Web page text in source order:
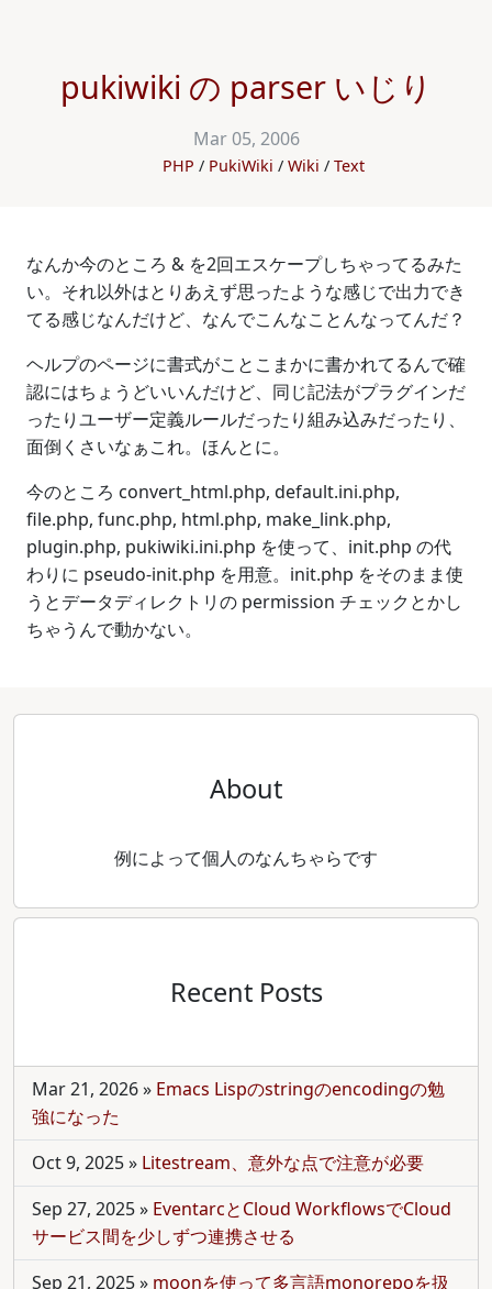
pukiwiki の parser いじり
Mar 05, 2006
PHP PukiWiki Wiki Text
なんか今のところ & を2回エスケープしちゃってるみた
い。それ以外はとりあえず思ったような感じで出力でき
てる感じなんだけど、なんでこんなことんなってんだ？
ヘルプのページに書式がことこまかに書かれてるんで確
認にはちょうどいいんだけど、同じ記法がプラグインだ
ったりユーザー定義ルールだったり組み込みだったり、
面倒くさいなぁこれ。ほんとに。
今のところ convert_html.php, default.ini.php,
file.php, func.php, html.php, make_link.php,
plugin.php, pukiwiki.ini.php を使って、init.php の代
わりに pseudo-init.php を用意。init.php をそのまま使
うとデータディレクトリの permission チェックとかし
ちゃうんで動かない。
About
例によって個人のなんちゃらです
Recent Posts
Mar 21, 2026» Emacs Lispのstringのencodingの勉
強になった
Oct 9, 2025» Litestream、意外な点で注意が必要
Sep 27, 2025» EventarcとCloud WorkflowsでCloud
サービス間を少しずつ連携させる
Sep 21, 2025» moonを使って多言語monorepoを扱